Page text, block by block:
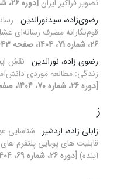
تصویر فراگیر ایران [دوره 26، شماره 69، 1404، صفحه 43-79]
رضوی‌زاده، سیدنورالدین
قوم‌نگارانه مصرف رسانه‌ای
26، شماره 71، 1404، صفحه 43-87]
رضوی زاده، نورالدین نقش
زندگی: مطالعه موردی
[دوره 26، شماره 70، 1404، صفحه 185-211]
ز
زابلی زاده، اردشیر
شناسایی
قابلیت های پویایی پلتفرم
آینده) [دوره 26، شماره 69، 1404، صفحه 123-145]